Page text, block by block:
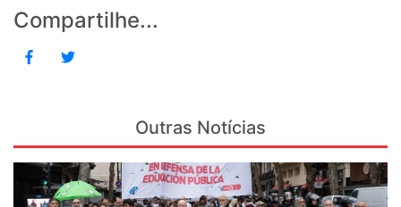
Compartilhe...
Outras Notícias